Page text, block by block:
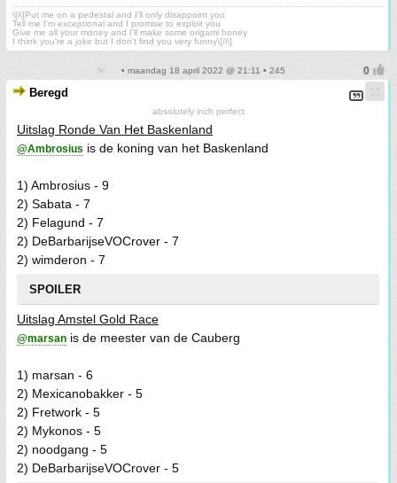
\[i\]Put me on a pedestal and I'll only disappoint you
Tell me I'm exceptional and I promise to exploit you
Give me all your money and I'll make some origami honey
I think you're a joke but I don't find you very funny\[/i\]
• maandag 18 april 2022 @ 21:11 • 245
Beregd
absolutely inch perfect
Uitslag Ronde Van Het Baskenland
@Ambrosius is de koning van het Baskenland
1) Ambrosius - 9
2) Sabata - 7
2) Felagund - 7
2) DeBarbarijseVOCrover - 7
2) wimderon - 7
SPOILER
Uitslag Amstel Gold Race
@marsan is de meester van de Cauberg
1) marsan - 6
2) Mexicanobakker - 5
2) Fretwork - 5
2) Mykonos - 5
2) noodgang - 5
2) DeBarbarijseVOCrover - 5